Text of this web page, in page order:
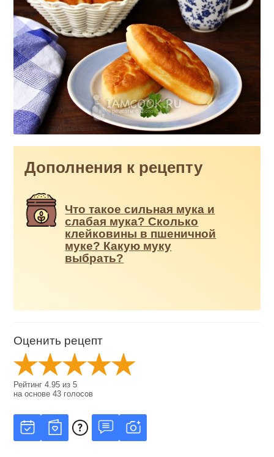
Дополнения к рецепту
Что такое сильная мука и
слабая мука? Сколько
клейковины в пшеничной
муке? Какую муку
выбрать?
Оценить рецепт
Рейтинг4.95 из5
на основе43 голосов